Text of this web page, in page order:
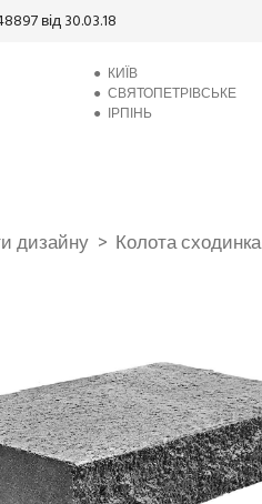
від 30.03.18
● КИЇВ
●СВЯТОПЕТРІВСЬКЕ
● ІРПІНЬ
дизайну Колота сходинка